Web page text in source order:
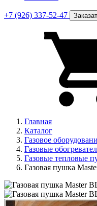
+7 (926) 337-52-47
Главная
Каталог
Газовое
Газовые
Газовые тепловые
Газовая пушка